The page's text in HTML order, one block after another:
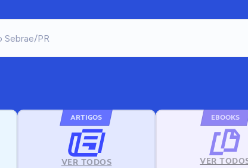
ARTIGOS
VER TODOS
EBOOKS
VER